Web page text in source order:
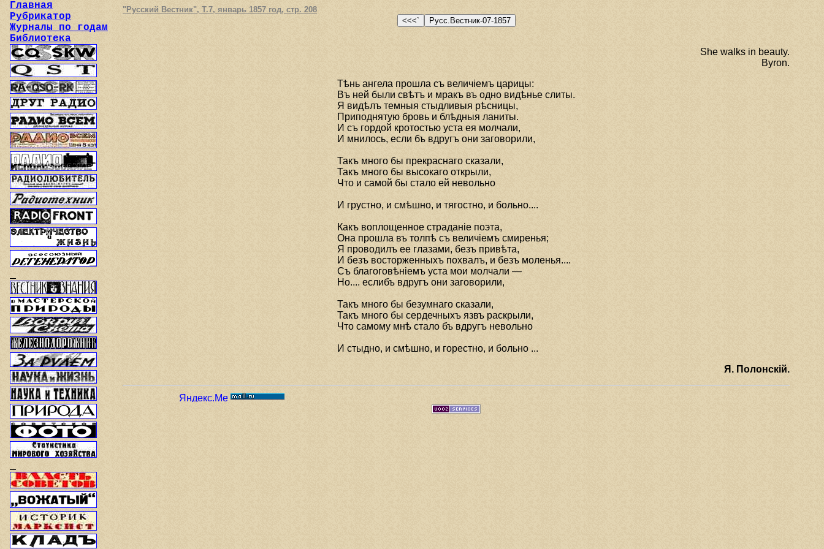
Главная
Рубрикатор
Журналы по годам
Библиотека
"Русский Вестник", Т.7, январь 1857 год, стр. 208
She walks in beauty.
Byron.
Тѣнь ангела прошла съ величiемъ царицы:
Въ ней были свѣтъ и мракъ въ одно видѣнье слиты.
Я видѣлъ темныя стыдливыя рѣсницы,
Приподнятую бровь и блѣдныя ланиты.
И съ гордой кротостью уста ея молчали,
И мнилось, если бъ вдругъ они заговорили,
Такъ много бы прекраснаго сказали,
Такъ много бы высокаго открыли,
Что и самой бы стало ей невольно
И грустно, и смѣшно, и тягостно, и больно....
Какъ воплощенное страданiе поэта,
Она прошла въ толпѣ съ величiемъ смиренья;
Я проводилъ ее глазами, безъ привѣта,
И безъ восторженныхъ похвалъ, и безъ моленья....
Съ благоговѣнiемъ уста мои молчали —
Но.... еслибъ вдругъ они заговорили,
Такъ много бы безумнаго сказали,
Такъ много бы сердечныхъ язвъ раскрыли,
Что самому мнѣ стало бъ вдругъ невольно
И стыдно, и смѣшно, и горестно, и больно ...
Я. Полонскiй.